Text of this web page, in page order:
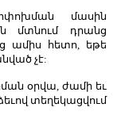
մասին
մտնում դրանց
ամիս հետո, եթե
չէ:
օրվա, ժամի եւ
տեղեկացվում